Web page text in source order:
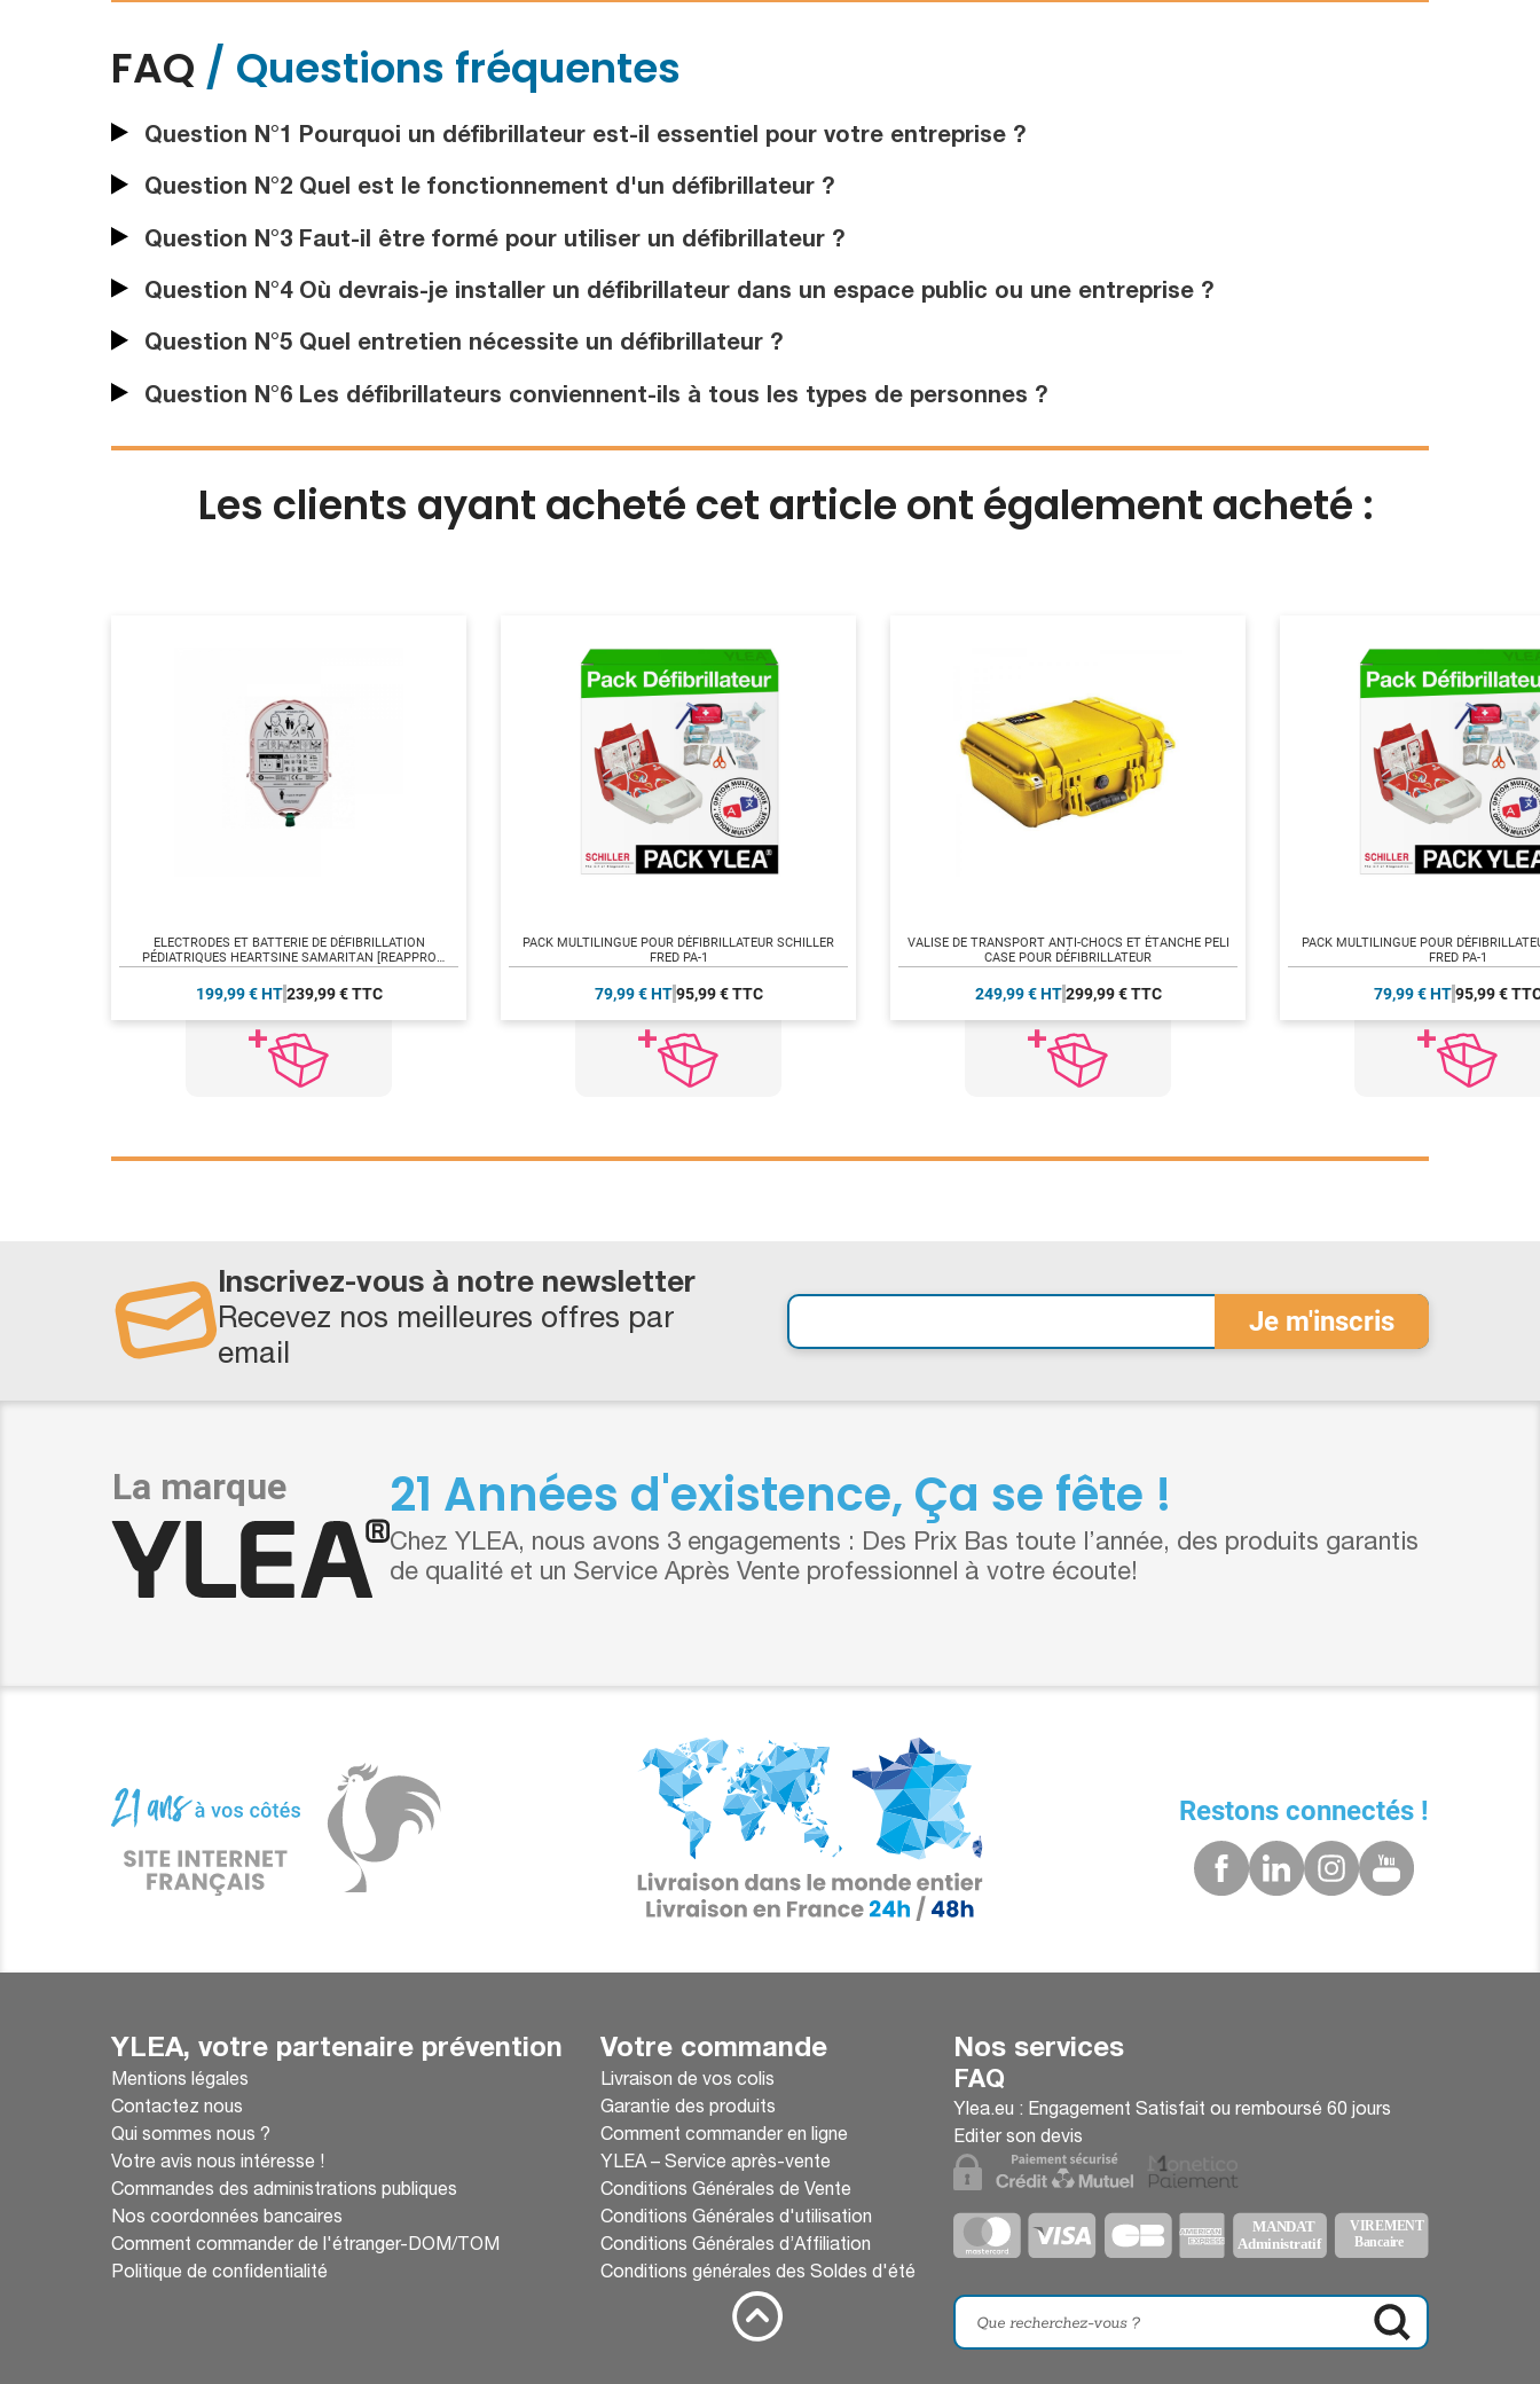
FAQ / Questions fréquentes
Question N°1 Pourquoi un défibrillateur est-il essentiel pour votre entreprise ?
Question N°2 Quel est le fonctionnement d'un défibrillateur ?
Question N°3 Faut-il être formé pour utiliser un défibrillateur ?
Question N°4 Où devrais-je installer un défibrillateur dans un espace public ou une entreprise ?
Question N°5 Quel entretien nécessite un défibrillateur ?
Question N°6 Les défibrillateurs conviennent-ils à tous les types de personnes ?
Les clients ayant acheté cet article ont également acheté :
ELECTRODES ET BATTERIE DE DÉFIBRILLATION
PÉDIATRIQUES HEARTSINE SAMARITAN [REAPPRO
31/07/2026]
199,99 € HT 239,99 € TTC
PACK MULTILINGUE POUR DÉFIBRILLATEUR SCHILLER
FRED PA-1
79,99 € HT 95,99 € TTC
VALISE DE TRANSPORT ANTI-CHOCS ET ÉTANCHE PELI
CASE POUR DÉFIBRILLATEUR
249,99 € HT 299,99 € TTC
PACK MULTILINGUE POUR
FRED PA-1
79,99 € HT 95,99 €
Inscrivez-vous à notre newsletter
Recevez nos meilleures offres par
email
21 Années d'existence, Ça se fête !
Chez YLEA, nous avons 3 engagements : Des Prix Bas toute l’année, des produits garantis
de qualité et un Service Après Vente professionnel à votre écoute!
Restons connectés !
YLEA, votre partenaire prévention
Mentions légales
Contactez nous
Qui sommes nous ?
Votre avis nous intéresse !
Commandes des administrations publiques
Nos coordonnées bancaires
Comment commander de l'étranger-DOM/TOM
Politique de confidentialité
Votre commande
Livraison de vos colis
Garantie des produits
Comment commander en ligne
YLEA – Service après-vente
Conditions Générales de Vente
Conditions Générales d'utilisation
Conditions Générales d’Affiliation
Conditions générales des Soldes d'été
Nos services
FAQ
Ylea.eu : Engagement Satisfait ou remboursé 60 jours
Editer son devis